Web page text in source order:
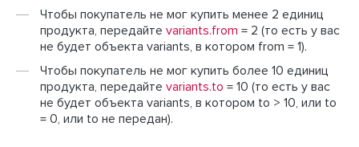
Чтобы покупатель не мог купить менее 2 единиц
продукта, передайте variants.from = 2 (то есть у вас
не будет объекта variants, в котором from = 1).
Чтобы покупатель не мог купить более 10 единиц
продукта, передайте variants.to = 10 (то есть у вас
не будет объекта variants, в котором to > 10, или to
= 0, или to не передан).